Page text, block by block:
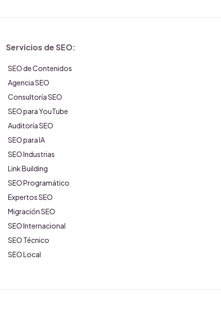
Servicios de SEO:
SEO de Contenidos
Agencia SEO
Consultoría SEO
SEO para YouTube
Auditoría SEO
SEO para IA
SEO Industrias
Link Building
SEO Programático
Expertos SEO
Migración SEO
SEO Internacional
SEO Técnico
SEO Local